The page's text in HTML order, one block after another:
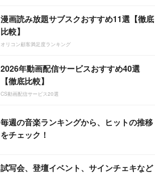
漫画読み放題サブスクおすすめ11選【徹底
比較】
オリコン顧客満足度ランキング
2026年動画配信サービスおすすめ40選
【徹底比較】
CS動画配信サービス20選
毎週の音楽ランキングから、ヒットの推移
をチェック！
試写会、登壇イベント、サインチェキなど